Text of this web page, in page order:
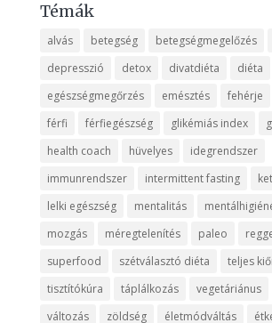
Témák
alvás betegség betegségmegelőzés
depresszió
detox divatdiéta diéta
egészségmegőrzés
emésztés fehérje
férfi
férfiegészség glikémiás index
health coach
hüvelyes
idegrendszer
immunrendszer
intermittent fasting
lelki egészség
mentalitás
mozgás
méregtelenítés paleo
superfood
szétválasztó diéta
teljes
tisztítókúra
táplálkozás vegetáriánus
változás
zöldség életmódváltás